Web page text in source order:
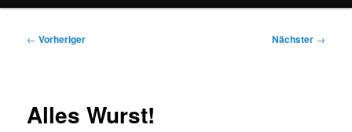
Beitragsnavigation
← Vorheriger Nächster →
Alles Wurst!